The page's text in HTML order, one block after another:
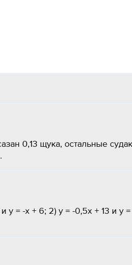
0,13 щука, остальные судак
y = -x + 6; 2) y = -0,5x + 13 и y =